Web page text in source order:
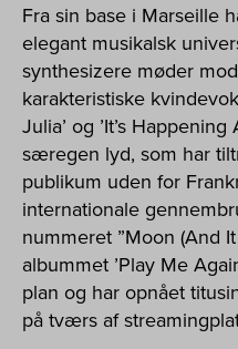
Fra sin base i Marseille
elegant musikalsk
synthesizere møder
karakteristiske
Julia’ og ’It’s
særegen lyd, som har
publikum uden for
internationale
nummeret ”Moon (And
albummet ’Play Me
plan og har opnået
på tværs af